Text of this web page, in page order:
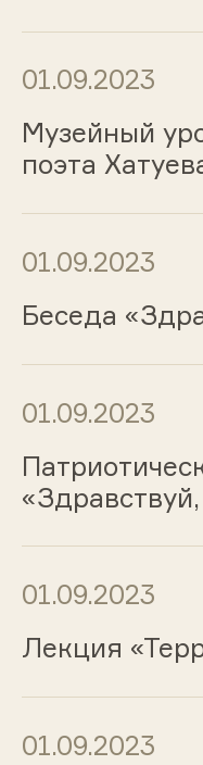
01.09.2023
Музейный
поэта
01.09.2023
Беседа
01.09.2023
01.09.2023
Лекция
01.09.2023